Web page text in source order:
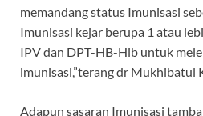
memandang status Imunisasi
Imunisasi kejar berupa 1 atau
IPV dan DPT-HB-Hib untuk
imunisasi,”terang dr Mukhibatul
Adapun sasaran Imunisasi